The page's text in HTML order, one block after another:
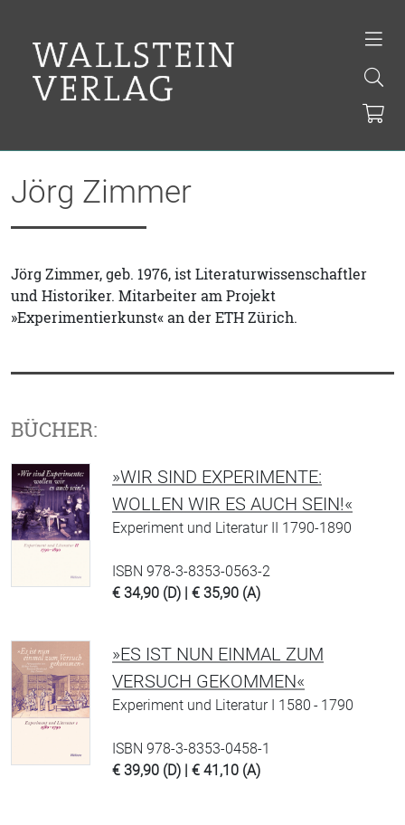
Jörg Zimmer
Jörg Zimmer, geb. 1976, ist Literaturwissenschaftler
und Historiker. Mitarbeiter am Projekt
»Experimentierkunst« an der ETH Zürich.
BÜCHER:
»WIR SIND EXPERIMENTE:
WOLLEN WIR ES AUCH SEIN!«
Experiment und Literatur II 1790-1890
ISBN 978-3-8353-0563-2
€ 34,90 (D) | € 35,90 (A)
»ES IST NUN EINMAL ZUM
VERSUCH GEKOMMEN«
Experiment und Literatur I 1580 - 1790
ISBN 978-3-8353-0458-1
€ 39,90 (D) | € 41,10 (A)